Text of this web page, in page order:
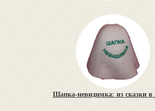
Шапка-невидимка: из сказки в